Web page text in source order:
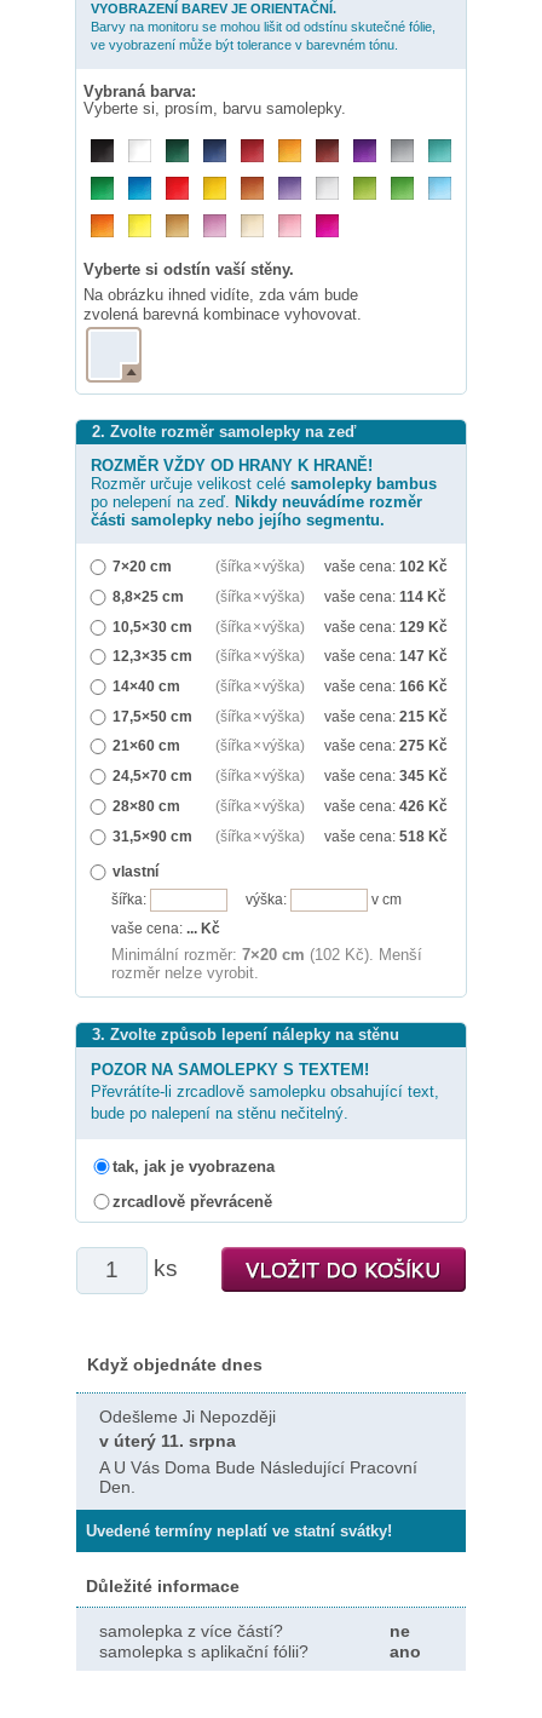
VYOBRAZENÍ BAREV JE ORIENTAČNÍ.
Barvy na monitoru se mohou lišit od odstínu skutečné fólie,
ve vyobrazení může být tolerance v barevném tónu.
Vybraná barva:
Vyberte si, prosím, barvu samolepky.
Vyberte si odstín vaší stěny.
Na obrázku ihned vidíte, zda vám bude
zvolená barevná kombinace vyhovovat.
2. Zvolte rozměr samolepky na zeď
ROZMĚR VŽDY OD HRANY K HRANĚ!
Rozměr určuje velikost celé samolepky bambus
po nelepení na zeď. Nikdy neuvádíme rozměr
části samolepky nebo jejího segmentu.
7×20 cm (šířka × výška) vaše cena: 102 Kč
8,8×25 cm
(šířka × výška) vaše cena: 114 Kč
10,5×30 cm
(šířka × výška) vaše cena: 129 Kč
12,3×35 cm
(šířka × výška) vaše cena: 147 Kč
14×40 cm
(šířka × výška) vaše cena: 166 Kč
17,5×50 cm
(šířka × výška) vaše cena: 215 Kč
21×60 cm
(šířka × výška) vaše cena: 275 Kč
24,5×70 cm
(šířka × výška) vaše cena: 345 Kč
28×80 cm
(šířka × výška) vaše cena: 426 Kč
31,5×90 cm
(šířka × výška) vaše cena: 518 Kč
vlastní
šířka:
výška:
v cm
vaše cena: ... Kč
Minimální rozměr: 7×20 cm (102 Kč). Menší
rozměr nelze vyrobit.
3. Zvolte způsob lepení nálepky na stěnu
POZOR NA SAMOLEPKY S TEXTEM!
Převrátíte-li zrcadlově samolepku obsahující text,
bude po nalepení na stěnu nečitelný.
tak, jak je vyobrazena
zrcadlově převráceně
ks
Když objednáte dnes
Odešleme Ji Nepozději
v úterý 11. srpna
A U Vás Doma Bude Následující Pracovní
Den.
Uvedené termíny neplatí ve statní svátky!
Důležité informace
samolepka z více částí?
ne
samolepka s aplikační fólii?
ano